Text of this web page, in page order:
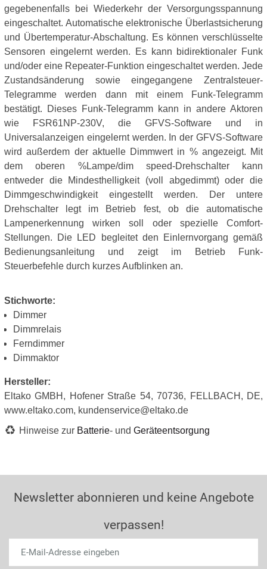
gegebenenfalls bei Wiederkehr der Versorgungsspannung
eingeschaltet. Automatische elektronische Überlastsicherung
und Übertemperatur-Abschaltung. Es können verschlüsselte
Sensoren eingelernt werden. Es kann bidirektionaler Funk
und/oder eine Repeater-Funktion eingeschaltet werden. Jede
Zustandsänderung sowie eingegangene Zentralsteuer-
Telegramme werden dann mit einem Funk-Telegramm
bestätigt. Dieses Funk-Telegramm kann in andere Aktoren
wie FSR61NP-230V, die GFVS-Software und in
Universalanzeigen eingelernt werden. In der GFVS-Software
wird außerdem der aktuelle Dimmwert in % angezeigt. Mit
dem oberen %Lampe/dim speed-Drehschalter kann
entweder die Mindesthelligkeit (voll abgedimmt) oder die
Dimmgeschwindigkeit eingestellt werden. Der untere
Drehschalter legt im Betrieb fest, ob die automatische
Lampenerkennung wirken soll oder spezielle Comfort-
Stellungen. Die LED begleitet den Einlernvorgang gemäß
Bedienungsanleitung und zeigt im Betrieb Funk-
Steuerbefehle durch kurzes Aufblinken an.
Stichworte:
Dimmer
Dimmrelais
Ferndimmer
Dimmaktor
Hersteller:
Eltako GMBH, Hofener Straße 54, 70736, FELLBACH, DE,
www.eltako.com, kundenservice@eltako.de
Hinweise zur Batterie- und Geräteentsorgung
Newsletter abonnieren und keine Angebote
verpassen!